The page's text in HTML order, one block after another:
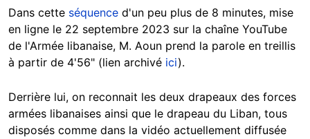
Dans cette séquence d'un peu plus de 8 minutes, mise
en ligne le 22 septembre 2023 sur la chaîne YouTube
de l'Armée libanaise, M. Aoun prend la parole en treillis
à partir de 4'56" (lien archivé ici).
Derrière lui, on reconnait les deux drapeaux des forces
armées libanaises ainsi que le drapeau du Liban, tous
disposés comme dans la vidéo actuellement diffusée